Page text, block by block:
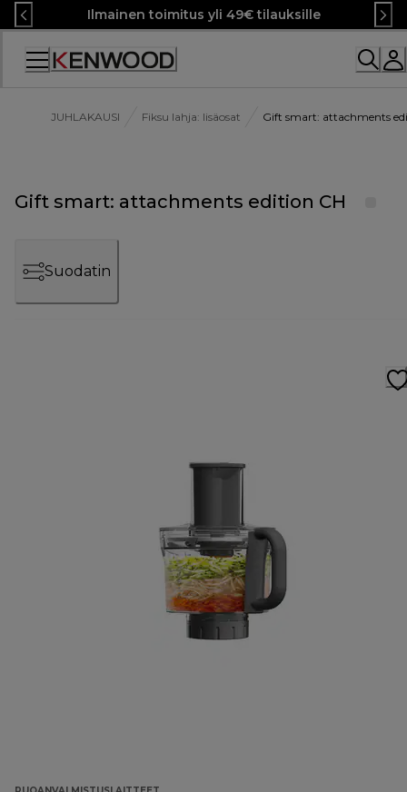
Skip
to
Content
Ilmainen toimitus yli 49€ tilauksille
JUHLAKAUSI Fiksu lahja: lisäosat Gift smart: attachments
Gift smart: attachments edition CH
Suodatin